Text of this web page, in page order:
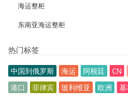
海运整柜
东南亚海运整柜
热门标签
中国到俄罗斯 海运 阿根廷 CN
港口
菲律宾 玻利维亚 欧洲 基